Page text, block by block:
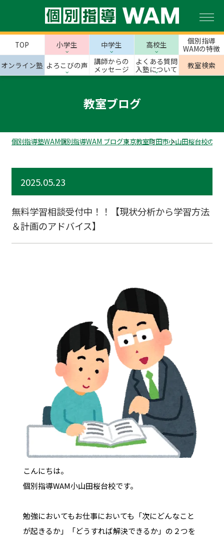
TOP 小学生 中学生 高校生
個別指導
WAMの特徴
オンライン塾 よろこびの声
講師からの
メッセージ
よくある質問
入塾について
教室検索
教室ブログ
個別指導塾WAM個別指導WAM ブログ東京教室町田市小山田桜台校のス
2025.05.23
無料学習相談受付中！！【現状分析から学習方法
＆計画のアドバイス】
こんにちは。
個別指導WAM小山田桜台校です。
勉強においてもお仕事においても「次にどんなこと
が起きるか」「どうすれば解決できるか」の２つを